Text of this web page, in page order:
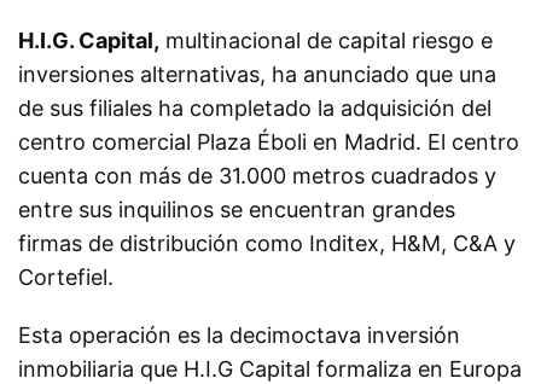
H.I.G. Capital, multinacional de capital riesgo e
inversiones alternativas, ha anunciado que una
de sus filiales ha completado la adquisición del
centro comercial Plaza Éboli en Madrid. El centro
cuenta con más de 31.000 metros cuadrados y
entre sus inquilinos se encuentran grandes
firmas de distribución como Inditex, H&M, C&A y
Cortefiel.
Esta operación es la decimoctava inversión
inmobiliaria que H.I.G Capital formaliza en Europa